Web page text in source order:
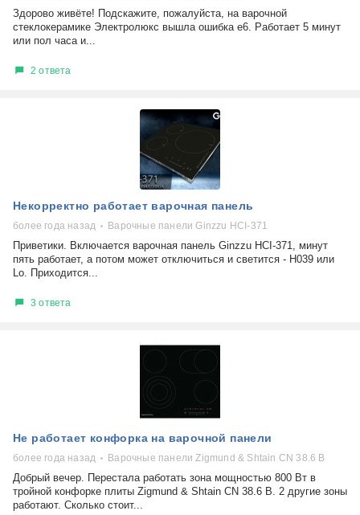
решение проблемы
Здорово живёте! Подскажите, пожалуйста, на варочной
стеклокерамике Электролюкс вышла ошибка е6. Работает 5 минут
или пол часа и...
2 ответа
Некорректно работает варочная панель
более года назад Варочные панели Ginzzu HCI-371
Приветики. Включается варочная панель Ginzzu HCI-371, минут
пять работает, а потом может отключиться и светится - Н039 или
Lo. Приходится...
3 ответа
Не работает конфорка на варочной панели
более года назад Варочные панели Zigmund & Shtain CN 38.6 B
Добрый вечер. Перестала работать зона мощностью 800 Вт в
тройной конфорке плиты Zigmund & Shtain CN 38.6 B. 2 другие зоны
работают. Сколько стоит...